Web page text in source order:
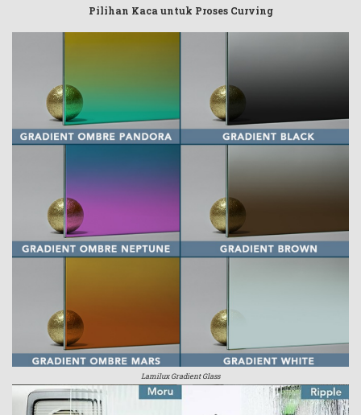
Pilihan Kaca untuk Proses Curving
Lamilux Gradient Glass